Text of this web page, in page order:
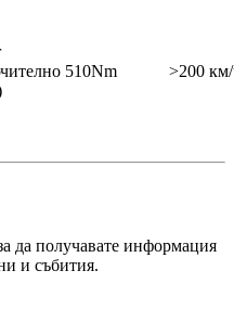
510Nm >200
да получавате информация
и събития.